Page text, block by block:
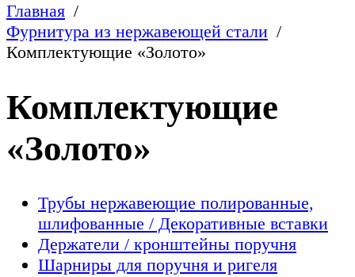
Главная
Фурнитура из нержавеющей стали
Комплектующие «Золото»
Комплектующие
«Золото»
Трубы нержавеющие полированные,
шлифованные / Декоративные вставки
Держатели / кронштейны поручня
Шарниры для поручня и ригеля